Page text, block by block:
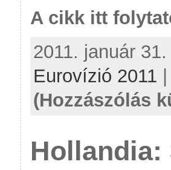
A cikk itt
2011. január
Eurovízió 2011
(Hozzászólás
Hollandia: